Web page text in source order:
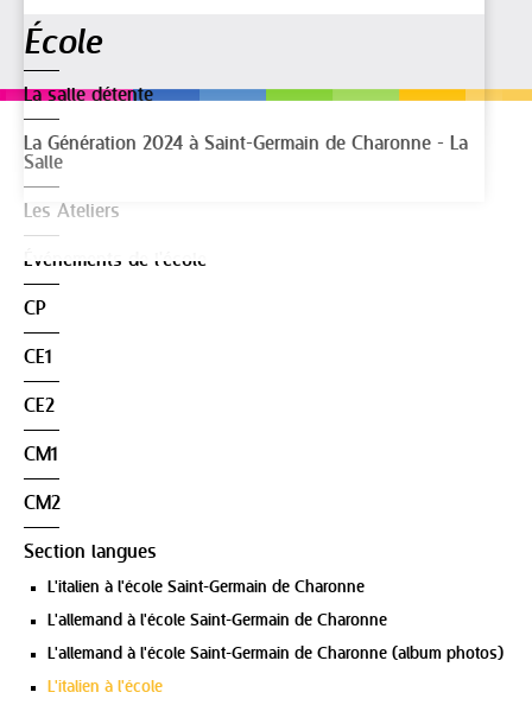
Navigation
École
La salle détente
La Génération 2024 à Saint-Germain de Charonne - La
Salle
Les Ateliers
Événements de l'école
CP
CE1
CE2
CM1
CM2
Section langues
L'italien à l'école Saint-Germain de Charonne
L'allemand à l'école Saint-Germain de Charonne
L'allemand à l'école Saint-Germain de Charonne (album photos)
L'italien à l'école